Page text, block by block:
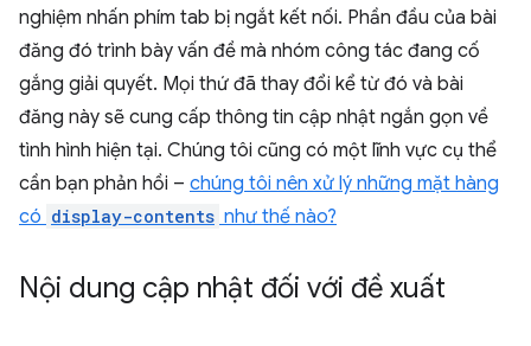
nghiệm nhấn phím tab bị ngắt kết nối. Phần đầu của bài
đăng đó trình bày vấn đề mà nhóm công tác đang cố
gắng giải quyết. Mọi thứ đã thay đổi kể từ đó và bài
đăng này sẽ cung cấp thông tin cập nhật ngắn gọn về
tình hình hiện tại. Chúng tôi cũng có một lĩnh vực cụ thể
cần bạn phản hồi – chúng tôi nên xử lý những mặt hàng
có display-contents như thế nào?
Nội dung cập nhật đối với đề xuất